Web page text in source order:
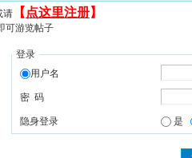
请 【 点这里注册】
可游览帖子
登录
用户名
密 码
隐身登录 是